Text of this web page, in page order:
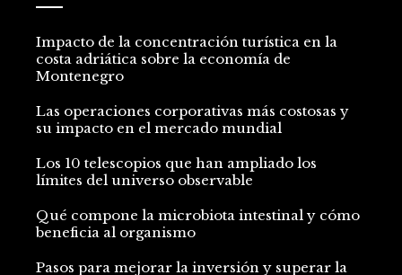
Impacto de la concentración turística en la
costa adriática sobre la economía de
Montenegro
Las operaciones corporativas más costosas y
su impacto en el mercado mundial
Los 10 telescopios que han ampliado los
límites del universo observable
Qué compone la microbiota intestinal y cómo
beneficia al organismo
Pasos para mejorar la inversión y superar la